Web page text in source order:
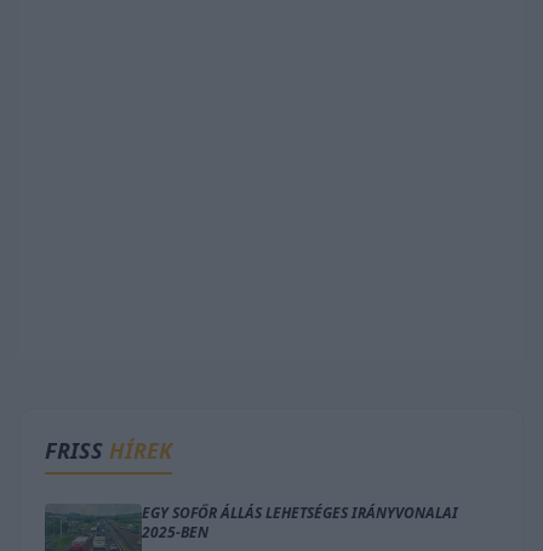
FRISS HÍREK
EGY SOFŐR ÁLLÁS LEHETSÉGES IRÁNYVONALAI
2025-BEN